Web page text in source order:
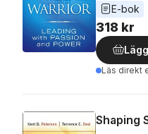
E-bok
318 kr
Läs direkt
Shaping